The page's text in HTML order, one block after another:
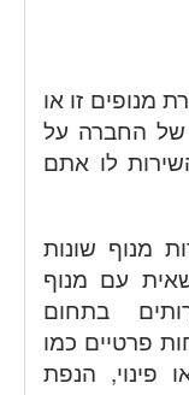
מנופים זו או
החברה על
לו אתם
מנוף שונות
עם מנוף
בתחום
פרטיים כמו
פינוי, הנפת